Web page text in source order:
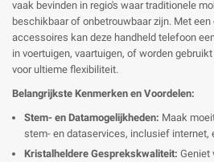
vaak bevinden in regio's waar traditionele
beschikbaar of onbetrouwbaar zijn. Met
accessoires kan deze handheld telefoon
in voertuigen, vaartuigen, of worden
voor ultieme flexibiliteit.
Belangrijkste Kenmerken en Voordelen:
Stem- en Datamogelijkheden: Maak
stem- en dataservices, inclusief internet,
Kristalheldere Gesprekskwaliteit: Geniet